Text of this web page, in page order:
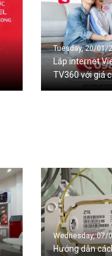
Tuesday, 20/01/
Lắp internet
TV360 với giá
Wednesday, 07/
Hướng dẫn